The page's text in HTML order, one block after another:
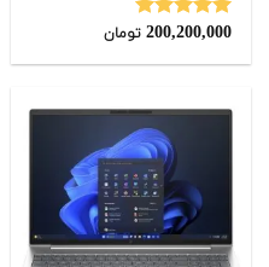
نمره5.00
200,200,000 تومان